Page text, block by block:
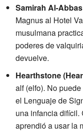
Samirah Al-Abbas
Magnus al Hotel
musulmana
poderes de
devuelve.
Hearthstone
alf (elfo). No
el Lenguaje de
una infancia difícil.
aprendió a usar la